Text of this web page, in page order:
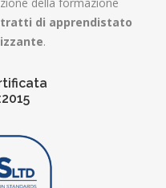
di apprendistato
.